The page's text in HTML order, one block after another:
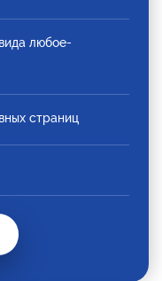
любое-
страниц